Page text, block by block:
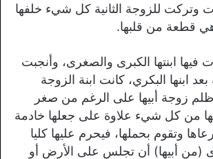
وتركت للزوجة الثانية كل شيء خلفها
هي قطعة من قلبها.
ابنتها الكبرى والصغرى، وأنجبت
بعد ابنها البكري، كانت ابنة الزوجة
زوجة أبيها على الرغم من صغر
من كل شيء علاوة على جعلها خادمة
وتقوم بحملها، فيحرم عليها كليا
(من أبيها) أن تجلس على الأرض أو